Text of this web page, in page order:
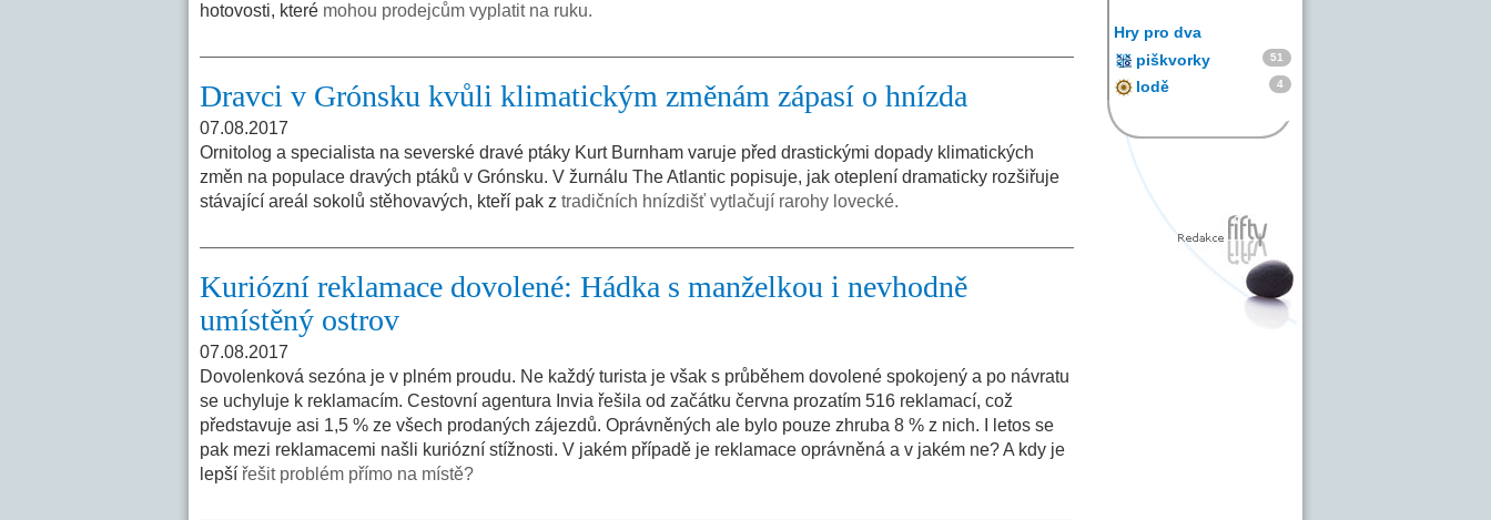
hotovosti, které mohou prodejcům vyplatit na ruku.
Dravci v Grónsku kvůli klimatickým změnám zápasí o hnízda
07.08.2017
Ornitolog a specialista na severské dravé ptáky Kurt Burnham varuje před drastickými dopady klimatických
změn na populace dravých ptáků v Grónsku. V žurnálu The Atlantic popisuje, jak oteplení dramaticky rozšiřuje
stávající areál sokolů stěhovavých, kteří pak z tradičních hnízdišť vytlačují rarohy lovecké.
Kuriózní reklamace dovolené: Hádka s manželkou i nevhodně
umístěný ostrov
07.08.2017
Dovolenková sezóna je v plném proudu. Ne každý turista je však s průběhem dovolené spokojený a po návratu
se uchyluje k reklamacím. Cestovní agentura Invia řešila od začátku června prozatím 516 reklamací, což
představuje asi 1,5 % ze všech prodaných zájezdů. Oprávněných ale bylo pouze zhruba 8 % z nich. I letos se
pak mezi reklamacemi našli kuriózní stížnosti. V jakém případě je reklamace oprávněná a v jakém ne? A kdy je
lepší řešit problém přímo na místě?
Hry pro dva
piškvorky
51
lodě 4